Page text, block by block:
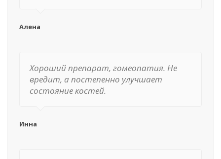
Алена
Хороший препарат, гомеопатия. Не
вредит, а постепенно улучшает
состояние костей.
Инна